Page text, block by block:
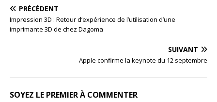
PRÉCÉDENT
Impression 3D : Retour d’expérience de l’utilisation d’une
imprimante 3D de chez Dagoma
SUIVANT
Apple confirme la keynote du 12 septembre
SOYEZ LE PREMIER À COMMENTER